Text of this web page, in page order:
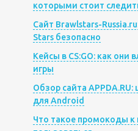
которыми стоит
Сайт Brawlstars-
Stars безопасно
Кейсы в CS:GO: как они
игры
Обзор сайта
для Android
Что такое промокоды к